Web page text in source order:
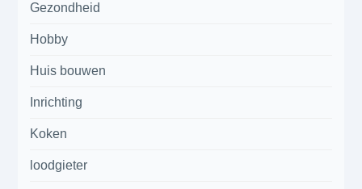
Gezondheid
Hobby
Huis bouwen
Inrichting
Koken
loodgieter